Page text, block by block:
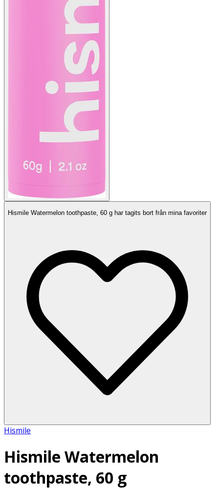
Hismile Watermelon toothpaste, 60 g har tagits bort från mina favoriter
Hismile
Hismile Watermelon
toothpaste, 60 g